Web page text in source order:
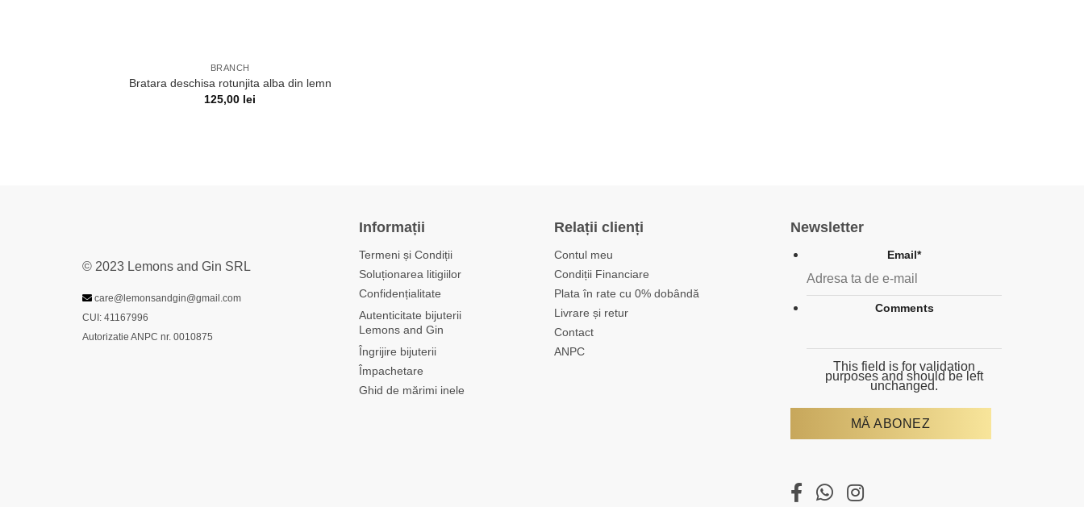
BRANCH
Bratara deschisa rotunjita alba din lemn
125,00 lei
© 2023 Lemons and Gin SRL
care@lemonsandgin@gmail.com
CUI: 41167996
Autorizatie ANPC nr. 0010875
Informații
Termeni și Condiții
Soluționarea litigiilor
Confidențialitate
Autenticitate bijuterii
Lemons and Gin
Îngrijire bijuterii
Împachetare
Ghid de mărimi inele
Relații clienți
Contul meu
Condiții Financiare
Plata în rate cu 0% dobândă
Livrare și retur
Contact
ANPC
Newsletter
Email*
Comments
This field is for validation
purposes and should be left
unchanged.